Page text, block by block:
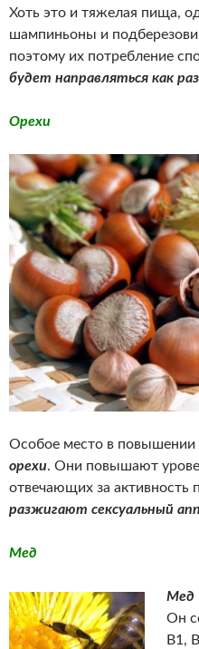
Хоть это и тяжелая пища,
шампиньоны и
поэтому их потребление
будет направляться как
Орехи
Особое место в повышении
орехи. Они повышают
отвечающих за
разжигают сексуальный
Мед
Мед
Он
В1,